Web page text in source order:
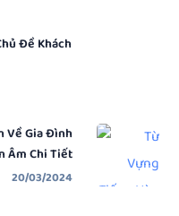
Đề Khách
Về Gia Đình
Âm Chi Tiết
20/03/2024